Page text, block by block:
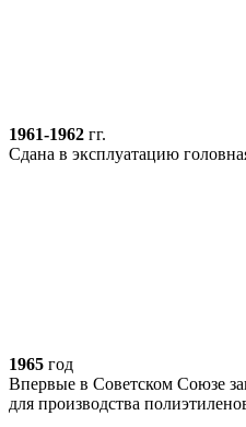
1961-1962 гг.
Сдана в эксплуатацию
1965 год
Впервые в Советском Союзе
для производства